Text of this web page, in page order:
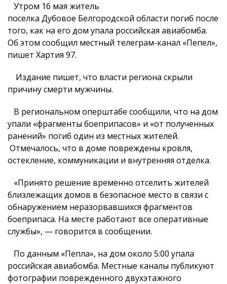
Утром 16 мая житель
поселка Дубовое Белгородской области погиб после
того, как на его дом упала российская авиабомба.
Об этом сообщил местный телеграм-канал «Пепел»,
пишет Хартия 97.
Издание пишет, что власти региона скрыли
причину смерти мужчины.
В региональном оперштабе сообщили, что на дом
упали «фрагменты боеприпасов» и «от полученных
ранений» погиб один из местных жителей.
Отмечалось, что в доме повреждены кровля,
остекление, коммуникации и внутренняя отделка.
«Принято решение временно отселить жителей
близлежащих домов в безопасное место в связи с
обнаружением неразорвавшихся фрагментов
боеприпаса. На месте работают все оперативные
службы», — говорится в сообщении.
По данным «Пепла», на дом около 5:00 упала
российская авиабомба. Местные каналы публикуют
фотографии поврежденного двухэтажного